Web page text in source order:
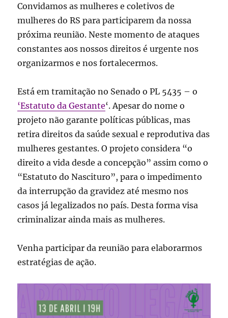
Convidamos as mulheres e coletivos de
mulheres do RS para participarem da nossa
próxima reunião. Neste momento de ataques
constantes aos nossos direitos é urgente nos
organizarmos e nos fortalecermos.
Está em tramitação no Senado o PL 5435 – o
‘Estatuto da Gestante‘. Apesar do nome o
projeto não garante políticas públicas, mas
retira direitos da saúde sexual e reprodutiva das
mulheres gestantes. O projeto considera “o
direito a vida desde a concepção” assim como o
“Estatuto do Nascituro”, para o impedimento
da interrupção da gravidez até mesmo nos
casos já legalizados no país. Desta forma visa
criminalizar ainda mais as mulheres.
Venha participar da reunião para elaborarmos
estratégias de ação.